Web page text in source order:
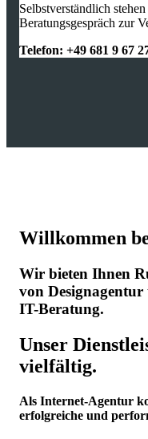
Selbstverständlich
Beratungsgespräch zur
Telefon: +49 681 9 67
Willkommen
Wir bieten Ihnen
von
IT-Beratung.
Unser
vielfältig.
Als Internet-Agentur
erfolgreiche und